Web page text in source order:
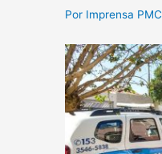
Por Imprensa PMC